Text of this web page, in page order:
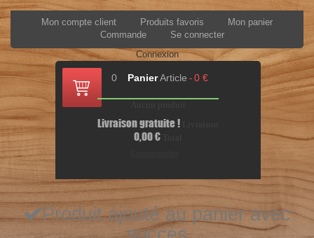
Mon compte client Produits favoris
Mon panier
Commande
Se connecter
Connexion
Panier
0 Article - 0 €
Livraison gratuite !
0,00 €
Produit ajouté au panier avec